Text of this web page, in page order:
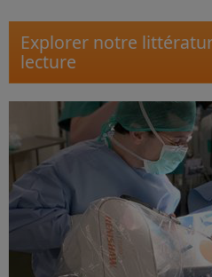
Explorer notre
lecture